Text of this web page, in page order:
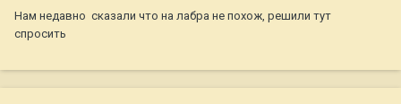
Нам недавно сказали что на лабра не похож, решили тут
спросить